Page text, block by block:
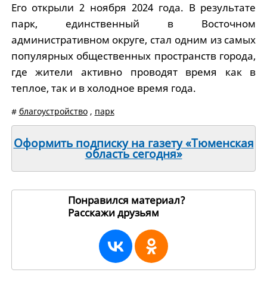
Его открыли 2 ноября 2024 года. В результате
парк, единственный в Восточном
административном округе, стал одним из самых
популярных общественных пространств города,
где жители активно проводят время как в
теплое, так и в холодное время года.
# благоустройство, парк
Оформить подписку на газету «Тюменская
область сегодня»
Понравился материал?
Расскажи друзьям